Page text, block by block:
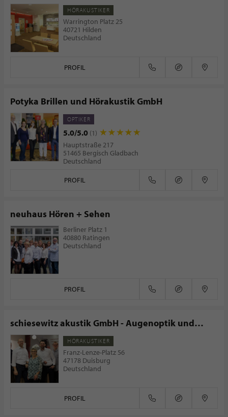
HÖRAKUSTIKER
Warrington Platz 25
40721 Hilden
Deutschland
PROFIL
Potyka Brillen und Hörakustik GmbH
OPTIKER
5.0/5.0 (1)
Hauptstraße 217
51465 Bergisch Gladbach
Deutschland
PROFIL
neuhaus Hören + Sehen
Berliner Platz 1
40880 Ratingen
Deutschland
PROFIL
schiesewitz akustik GmbH - Augenoptik und
Hörakustik
HÖRAKUSTIKER
Franz-Lenze-Platz 56
47178 Duisburg
Deutschland
PROFIL